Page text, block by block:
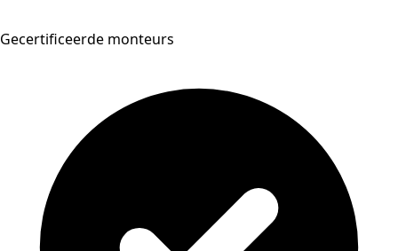
Gecertificeerde monteurs